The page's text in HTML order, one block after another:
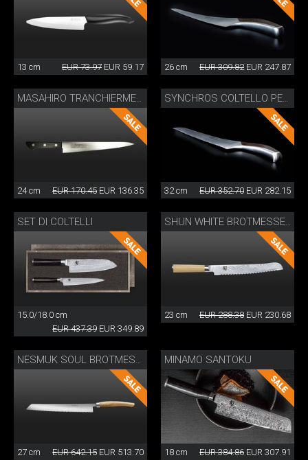
13 cm EUR 73.97 EUR 59.17 26 cm EUR 309.82 EUR 247.87
24 cm EUR 170.45 EUR 136.35 32 cm EUR 352.70 EUR 282.15
SET DI COLTELLI
15.0/18.0 cm
EUR 437.39 EUR 349.89
SHUN WHITE BROTMESSER
23 cm EUR 288.38 EUR 230.68
27 cm EUR 642.15 EUR 513.70
MINAMO SANTOKU
18 cm EUR 384.86 EUR 307.91